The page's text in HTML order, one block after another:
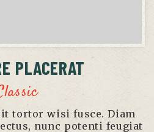
PLACERAT
tortor wisi fusce. Diam
nunc potenti feugiat